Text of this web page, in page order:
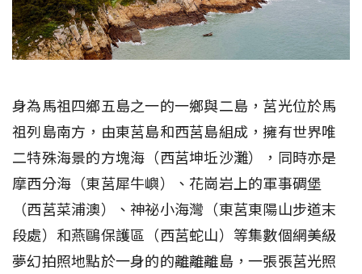
身為馬祖四鄉五島之一的一鄉與二島，莒光位於馬
祖列島南方，由東莒島和西莒島組成，擁有世界唯
二特殊海景的方塊海（西莒坤坵沙灘），同時亦是
摩西分海（東莒犀牛嶼）、花崗岩上的軍事碉堡
（西莒菜浦澳）、神祕小海灣（東莒東陽山步道末
段處）和燕鷗保護區（西莒蛇山）等集數個網美級
夢幻拍照地點於一身的的離離離島，一張張莒光照